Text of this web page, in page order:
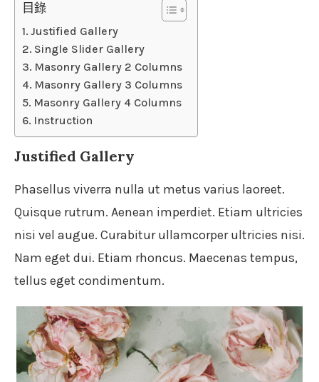
目錄
Justified Gallery
Single Slider Gallery
Masonry Gallery 2 Columns
Masonry Gallery 3 Columns
Masonry Gallery 4 Columns
Instruction
Justified Gallery
Phasellus viverra nulla ut metus varius laoreet.
Quisque rutrum. Aenean imperdiet. Etiam ultricies
nisi vel augue. Curabitur ullamcorper ultricies nisi.
Nam eget dui. Etiam rhoncus. Maecenas tempus,
tellus eget condimentum.